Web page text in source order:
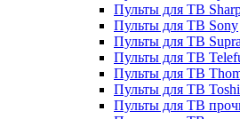
Пульты для ТВ
Пульты для ТВ Sony
Пульты для ТВ Supra
Пульты для ТВ
Пульты для ТВ
Пульты для ТВ
Пульты для ТВ